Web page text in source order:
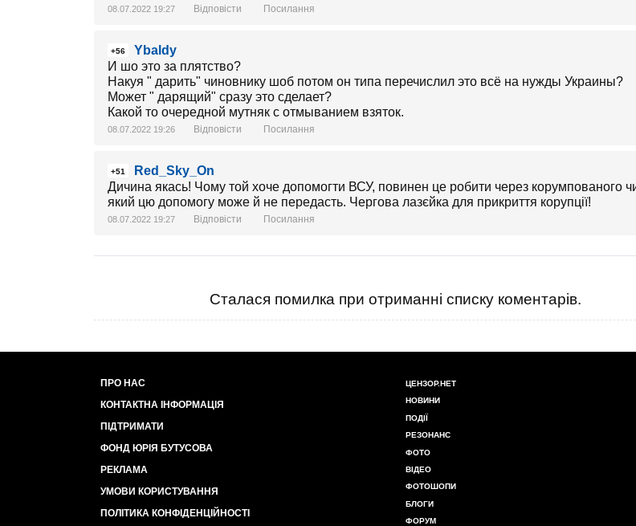
08.07.2022 19:27 Відповісти Посилання
+56
Ybaldy
И шо это за плятство?
Накуя " дарить" чиновнику шоб потом он типа перечислил это всё на нужды Украины?
Может " дарящий" сразу это сделает?
Какой то очередной мутняк с отмыванием взяток.
08.07.2022 19:26 Відповісти Посилання
+51
Red_Sky_On
Дичина якась! Чому той хоче допомогти ВСУ, повинен це робити через корумпованого
який цю допомогу може й не передасть. Чергова лазєйка для прикриття корупції!
08.07.2022 19:27 Відповісти Посилання
Сталася помилка при отриманні списку коментарів.
ПРО НАС
КОНТАКТНА ІНФОРМАЦІЯ
ПІДТРИМАТИ
ФОНД ЮРІЯ БУТУСОВА
РЕКЛАМА
УМОВИ КОРИСТУВАННЯ
ПОЛІТИКА КОНФІДЕНЦІЙНОСТІ
ЦЕНЗОР.НЕТ
НОВИНИ
ПОДІЇ
РЕЗОНАНС
ФОТО
ВІДЕО
ФОТОШОПИ
БЛОГИ
ФОРУМ